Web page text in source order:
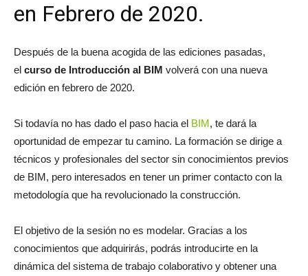
en Febrero de 2020.
Después de la buena acogida de las ediciones pasadas,
el curso de Introducción al BIM volverá con una nueva
edición en febrero de 2020.
Si todavía no has dado el paso hacia el BIM, te dará la
oportunidad de empezar tu camino. La formación se dirige a
técnicos y profesionales del sector sin conocimientos previos
de BIM, pero interesados en tener un primer contacto con la
metodología que ha revolucionado la construcción.
El objetivo de la sesión no es modelar. Gracias a los
conocimientos que adquirirás, podrás introducirte en la
dinámica del sistema de trabajo colaborativo y obtener una